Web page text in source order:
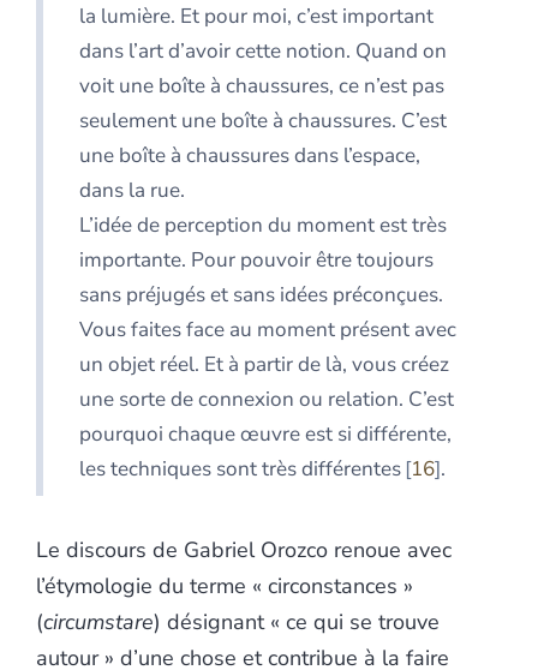
la lumière. Et pour moi, c’est important
dans l’art d’avoir cette notion. Quand on
voit une boîte à chaussures, ce n’est pas
seulement une boîte à chaussures. C’est
une boîte à chaussures dans l’espace,
dans la rue.
L’idée de perception du moment est très
importante. Pour pouvoir être toujours
sans préjugés et sans idées préconçues.
Vous faites face au moment présent avec
un objet réel. Et à partir de là, vous créez
une sorte de connexion ou relation. C’est
pourquoi chaque œuvre est si différente,
les techniques sont très différentes 16 .
Le discours de Gabriel Orozco renoue avec
l’étymologie du terme « circonstances »
(circumstare) désignant « ce qui se trouve
autour » d’une chose et contribue à la faire